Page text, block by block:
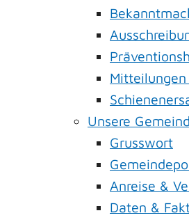
Unsere
Grusswort
Anreise &
Daten &